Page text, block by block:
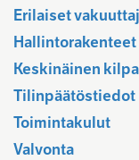
Erilaiset
Hallintorakenteet
Keskinäinen
Tilinpäätöstiedot
Toimintakulut
Valvonta